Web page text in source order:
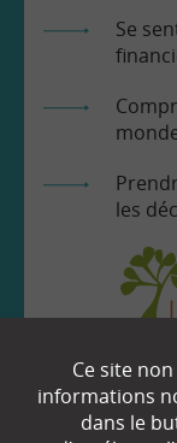
Se
les
Ce site
informations
dans le